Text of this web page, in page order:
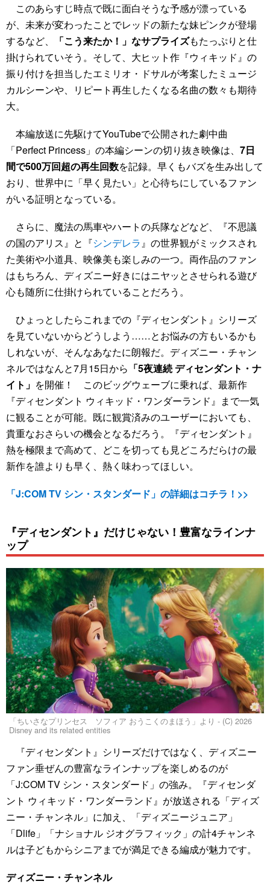
このあらすじ時点で既に面白そうな予感が漂っている
が、未来が変わったことでレッドの新たな妹ピンクが登場
するなど、
「こう来たか！」なサプライズもたっぷりと仕
掛けられていそう。そして、大ヒット作『ウィキッド』の
振り付けを担当したエミリオ・ドサルが考案したミュージ
カルシーンや、リピート再生したくなる名曲の数々も期待
大。
本編放送に先駆けてYouTubeで公開された劇中曲
「Perfect Princess」の本編シーンの切り抜き映像は、 7日
間で500万回超の再生回数を記録。早くもバズを生み出して
おり、世界中に「早く見たい」と心待ちにしているファン
がいる証明となっている。
さらに、魔法の馬車やハートの兵隊などなど、『不思議
の国のアリス』と『シンデレラ』の世界観がミックスされ
た美術や小道具、映像美も楽しみの一つ。両作品のファン
はもちろん、ディズニー好きにはニヤッとさせられる遊び
心も随所に仕掛けられていることだろう。
ひょっとしたらこれまでの『ディセンダント』シリーズ
を見ていないからどうしよう……とお悩みの方もいるかも
しれないが、そんなあなたに朗報だ。ディズニー・チャン
ネルではなんと7月15日から 「5夜連続 ディセンダント・ナ
イト」 を開催！ このビッグウェーブに乗れば、最新作
『ディセンダント ウィキッド・ワンダーランド』まで一気
に観ることが可能。既に観賞済みのユーザーにおいても、
貴重なおさらいの機会となるだろう。『ディセンダント』
熱を極限まで高めて、どこを切っても見どころだらけの最
新作を誰よりも早く、熱く味わってほしい。
「J:COM TV シン・スタンダード」の詳細はコチラ！>>
『ディセンダント』だけじゃない！豊富なラインナ
ップ
「ちいさなプリンセス ソフィア おうこくのまほう」より - (C) 2026
Disney and its related entities
『ディセンダント』シリーズだけではなく、ディズニー
ファン垂ぜんの豊富なラインナップを楽しめるのが
「J:COM TV シン・スタンダード」の強み。『ディセンダ
ント ウィキッド・ワンダーランド』が放送される「ディズ
ニー・チャンネル」に加え、「ディズニージュニア」
「Dlife」「ナショナル ジオグラフィック」の計4チャンネ
ルは子どもからシニアまでが満足できる編成が魅力です。
ディズニー・チャンネル